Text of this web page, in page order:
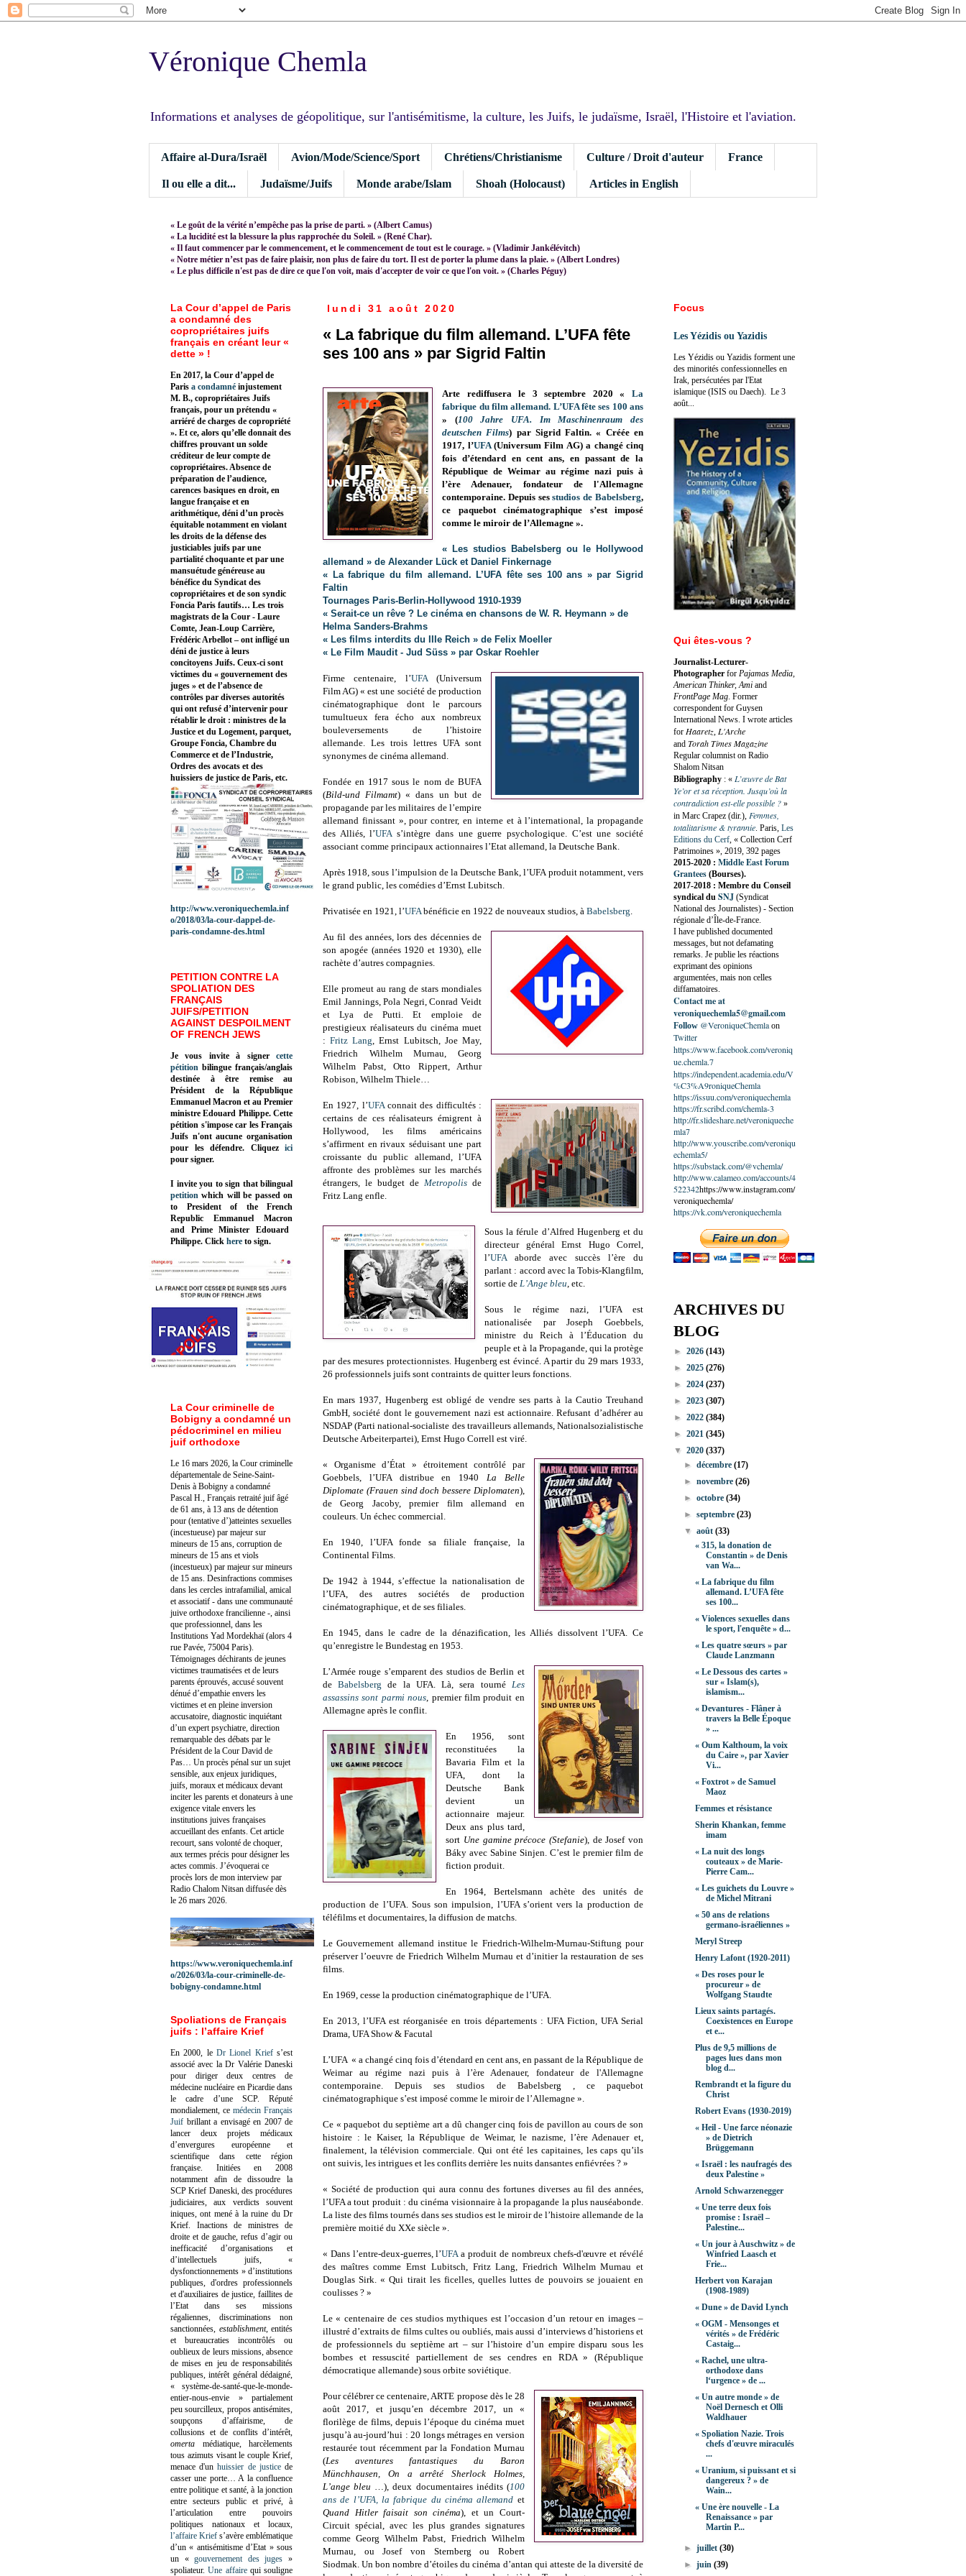
Véronique Chemla
Informations et analyses de géopolitique, sur l'antisémitisme, la culture, les Juifs, le judaïsme, Israël, l'Histoire et l'aviation.
Affaire al-Dura/Israël Avion/Mode/Science/Sport Chrétiens/Christianisme Culture / Droit d'auteur France
Il ou elle a dit... Judaïsme/Juifs Monde arabe/Islam Shoah (Holocaust) Articles in English
« Le goût de la vérité n’empêche pas la prise de parti. » (Albert Camus)
« La lucidité est la blessure la plus rapprochée du Soleil. » (René Char).
« Il faut commencer par le commencement, et le commencement de tout est le courage. » (Vladimir Jankélévitch)
« Notre métier n’est pas de faire plaisir, non plus de faire du tort. Il est de porter la plume dans la plaie. » (Albert Londres)
« Le plus difficile n'est pas de dire ce que l'on voit, mais d'accepter de voir ce que l'on voit. » (Charles Péguy)
lundi 31 août 2020
« La fabrique du film allemand. L’UFA fête
ses 100 ans » par Sigrid Faltin
Arte rediffusera le 3 septembre 2020 « La
fabrique du film allemand. L’UFA fête ses 100 ans
» (100 Jahre UFA. Im Maschinenraum des
deutschen Films) par Sigrid Faltin. « Créée en
1917, l’UFA(Universum Film AG) a changé cinq
fois d’étendard en cent ans, en passant de la
République de Weimar au régime nazi puis à
l’ère Adenauer, fondateur de l'Allemagne
contemporaine. Depuis sesstudios de Babelsberg,
ce paquebot cinématographique s’est imposé
comme le miroir de l’Allemagne ».
« Les studios Babelsberg ou le Hollywood
allemand » de Alexander Lück et Daniel Finkernage
« La fabrique du film allemand. L’UFA fête ses 100 ans » par Sigrid
Faltin
Tournages Paris-Berlin-Hollywood 1910-1939
« Serait-ce un rêve ? Le cinéma en chansons de W. R. Heymann » de
Helma Sanders-Brahms
« Les films interdits du IIIe Reich » de Felix Moeller
« Le Film Maudit - Jud Süss » par Oskar Roehler
Firme centenaire, l’UFA(Universum
Film AG) « est une société de production
cinématographique dont le parcours
tumultueux fera écho aux nombreux
bouleversements de l’histoire
allemande. Les trois lettres UFA sont
synonymes de cinéma allemand.
Fondée en 1917 sous le nom de BUFA
(Bild-und Filmamt) « dans un but de
propagande par les militaires de l’empire
allemand finissant », pour contrer, en interne et à l’international, la propagande
des Alliés, l’UFAs’intègre dans une guerre psychologique. C’est une société
associant comme principaux actionnaires l’Etat allemand, la Deutsche Bank.
Après 1918, sous l’impulsion de la Deutsche Bank, l’UFA produit notamment, vers
le grand public, les comédies d’Ernst Lubitsch.
Privatisée en 1921, l’UFAbénéficie en 1922 de nouveaux studios, à Babelsberg.
Au fil des années, lors des décennies de
son apogée (années 1920 et 1930), elle
rachète d’autres compagnies.
Elle promeut au rang de stars mondiales
Emil Jannings, Pola Negri, Conrad Veidt
et Lya de Putti. Et emploie de
prestigieux réalisateurs du cinéma muet
:Fritz Lang, Ernst Lubitsch, Joe May,
Friedrich Wilhelm Murnau, Georg
Wilhelm Pabst, Otto Rippert, Arthur
Robison, Wilhelm Thiele…
En 1927, l’UFAconnait des difficultés :
certains de ces réalisateurs émigrent à
Hollywood, les films américains
s’affirment en rivaux séduisant une part
croissante du public allemand, l’UFA
affronte des problèmes sur les marchés
étrangers, le budget de Metropolisde
Fritz Lang enfle.
Sous la férule d’Alfred Hugenberg et du
directeur général Ernst Hugo Correl,
l’UFAaborde avec succès l’ère du
parlant : accord avec la Tobis-Klangfilm,
sortie deL’Ange bleu, etc.
Sous le régime nazi, l’UFA est
nationalisée par Joseph Goebbels,
ministre du Reich à l’Éducation du
peuple et à la Propagande, qui la protège
par des mesures protectionnistes. Hugenberg est évincé. A partir du 29 mars 1933,
26 professionnels juifs sont contraints de quitter leurs fonctions.
En mars 1937, Hugenberg est obligé de vendre ses parts à la Cautio Treuhand
GmbH, société dont le gouvernement nazi est actionnaire. Refusant d’adhérer au
NSDAP (Parti national-socialiste des travailleurs allemands, Nationalsozialistische
Deutsche Arbeiterpartei), Ernst Hugo Correll est viré.
« Organisme d’État » étroitement contrôlé par
Goebbels, l’UFA distribue en 1940La Belle
Diplomate (Frauen sind doch bessere Diplomaten),
de Georg Jacoby, premier film allemand en
couleurs. Un échec commercial.
En 1940, l’UFA fonde sa filiale française, la
Continental Films.
De 1942 à 1944, s’effectue la nationalisation de
l’UFA, des autres sociétés de production
cinématographique, et de ses filiales.
En 1945, dans le cadre de la dénazification, les Alliés dissolvent l’UFA. Ce
qu’enregistre le Bundestag en 1953.
L’Armée rouge s’emparent des studios de Berlin et
deBabelsberg de la UFA. Là, sera tourné Les
assassins sont parmi nous, premier film produit en
Allemagne après le conflit.
En 1956, sont
reconstituées la
Bavaria Film et la
UFA, dont la
Deutsche Bank
devient un
actionnaire majeur.
Deux ans plus tard,
sort Une gamine précoce (Stefanie), de Josef von
Báky avec Sabine Sinjen. C’est le premier film de
fiction produit.
En 1964, Bertelsmann achète des unités de
production de l’UFA. Sous son impulsion, l’UFA s’orient vers la production de
téléfilms et documentaires, la diffusion de matchs.
Le Gouvernement allemand institue le Friedrich-Wilhelm-Murnau-Stiftung pour
préserver l’oeuvre de Friedrich Wilhelm Murnau et d’initier la restauration de ses
films.
En 1969, cesse la production cinématographique de l’UFA.
En 2013, l’UFA est réorganisée en trois départements : UFA Fiction, UFA Serial
Drama, UFA Show & Facutal
L’UFA « a changé cinq fois d’étendard en cent ans, en passant de la République de
Weimar au régime nazi puis à l’ère Adenauer, fondateur de l'Allemagne
contemporaine. Depuis ses studios de Babelsberg , ce paquebot
cinématographique s’est imposé comme le miroir de l’Allemagne ».
Ce « paquebot du septième art a dû changer cinq fois de pavillon au cours de son
histoire : le Kaiser, la République de Weimar, le nazisme, l’ère Adenauer et,
finalement, la télévision commerciale. Qui ont été les capitaines, les caps qu’ils
ont suivis, les intrigues et les conflits derrière les nuits dansantes enfiévrées ? »
« Société de production qui aura connu des fortunes diverses au fil des années,
l’UFA a tout produit : du cinéma visionnaire à la propagande la plus nauséabonde.
La liste des films tournés dans ses studios est le miroir de l’histoire allemande de la
première moitié du XXe siècle ».
« Dans l’entre-deux-guerres, l’UFAa produit de nombreux chefs-d'œuvre et révélé
des maîtres comme Ernst Lubitsch, Fritz Lang, Friedrich Wilhelm Murnau et
Douglas Sirk. « Qui tirait les ficelles, quelles luttes de pouvoirs se jouaient en
coulisses ? »
Le « centenaire de ces studios mythiques est l’occasion d’un retour en images –
illustré d’extraits de films cultes ou oubliés, mais aussi d’interviews d’historiens et
de professionnels du septième art – sur l’histoire d’un empire disparu sous les
bombes et ressuscité partiellement de ses cendres en RDA » (République
démocratique allemande) sous orbite soviétique.
Pour célébrer ce centenaire, ARTE propose dès le 28
août 2017, et jusqu’en décembre 2017, un «
florilège de films, depuis l’époque du cinéma muet
jusqu’à au-jourd’hui : 20 longs métrages en version
restaurée tout récemment par la Fondation Murnau
(Les aventures fantastiques du Baron
Münchhausen, On a arrêté Sherlock Holmes,
L’ange bleu …), deux documentaires inédits (100
ans de l’UFA, la fabrique du cinéma allemand et
Quand Hitler faisait son cinéma), et un Court-
Circuit spécial, avec les plus grandes signatures
comme Georg Wilhelm Pabst, Friedrich Wilhelm
Murnau, ou Josef von Sternberg ou Robert
Siodmak. Un bon nombre d’étoiles du cinéma d’antan qui atteste de la diversité de
La Cour d’appel de Paris
a condamné des
copropriétaires juifs
français en créant leur «
dette » !
En 2017, la Cour d’appel de
Paris a condamné injustement
M. B., copropriétaires Juifs
français, pour un prétendu «
arriéré de charges de copropriété
». Et ce, alors qu’elle donnait des
chiffres prouvant un solde
créditeur de leur compte de
copropriétaires. Absence de
préparation de l’audience,
carences basiques en droit, en
langue française et en
arithmétique, déni d’un procès
équitable notamment en violant
les droits de la défense des
justiciables juifs par une
partialité choquante et par une
mansuétude généreuse au
bénéfice du Syndicat des
copropriétaires et de son syndic
Foncia Paris fautifs… Les trois
magistrats de la Cour - Laure
Comte, Jean-Loup Carrière,
Frédéric Arbellot – ont infligé un
déni de justice à leurs
concitoyens Juifs. Ceux-ci sont
victimes du « gouvernement des
juges » et de l’absence de
contrôles par diverses autorités
qui ont refusé d’intervenir pour
rétablir le droit : ministres de la
Justice et du Logement, parquet,
Groupe Foncia, Chambre du
Commerce et de l’Industrie,
Ordres des avocats et des
huissiers de justice de Paris, etc.
http://www.veroniquechemla.inf
o/2018/03/la-cour-dappel-de-
paris-condamne-des.html
PETITION CONTRE LA
SPOLIATION DES
FRANÇAIS
JUIFS/PETITION
AGAINST DESPOILMENT
OF FRENCH JEWS
Je vous invite à signer cette
pétition bilingue français/anglais
destinée à être remise au
Président de la République
Emmanuel Macron et au Premier
ministre Edouard Philippe. Cette
pétition s'impose car les Français
Juifs n'ont aucune organisation
pour les défendre. Cliquez
ici
pour signer.
I invite you to sign that bilingual
petition which will be passed on
to President of the French
Republic Emmanuel Macron
and Prime Minister Edouard
Philippe. Click here to sign.
La Cour criminelle de
Bobigny a condamné un
pédocriminel en milieu
juif orthodoxe
Le 16 mars 2026, la Cour criminelle
départementale de Seine-Saint-
Denis à Bobigny a condamné
Pascal H., Français retraité juif âgé
de 61 ans, à 13 ans de détention
pour (tentative d’)atteintes sexuelles
(incestueuse) par majeur sur
mineurs de 15 ans, corruption de
mineurs de 15 ans et viols
(incestueux) par majeur sur mineurs
de 15 ans. Desinfractions commises
dans les cercles intrafamilial, amical
et associatif - dans une communauté
juive orthodoxe francilienne -, ainsi
que professionnel, dans les
Institutions Yad Mordekhaï (alors 4
rue Pavée, 75004 Paris).
Témoignages déchirants de jeunes
victimes traumatisées et de leurs
parents éprouvés, accusé souvent
dénué d’empathie envers les
victimes et en pleine inversion
accusatoire, diagnostic inquiétant
d’un expert psychiatre, direction
remarquable des débats par le
Président de la Cour David de
Pas… Un procès pénal sur un sujet
sensible, aux enjeux juridiques,
juifs, moraux et médicaux devant
inciter les parents et donateurs à une
exigence vitale envers les
institutions juives françaises
accueillant des enfants. Cet article
recourt, sans volonté de choquer,
aux termes précis pour désigner les
actes commis. J’évoquerai ce
procès lors de mon interview par
Radio Chalom Nitsan diffusée dès
le 26 mars 2026.
https://www.veroniquechemla.inf
o/2026/03/la-cour-criminelle-de-
bobigny-condamne.html
Spoliations de Français
juifs : l’affaire Krief
En 2000, le Dr Lionel Kriefs’est
associé avec la Dr Valérie Daneski
pour diriger deux centres de
médecine nucléaire en Picardie dans
le cadre d’une SCP. Réputé
mondialement, ce médecin Français
Juif brillant a envisagé en 2007 de
lancer deux projets médicaux
d’envergures européenne et
scientifique dans cette région
française. Initiées en 2008
notamment afin de dissoudre la
SCP Krief Daneski, des procédures
judiciaires, aux verdicts souvent
iniques, ont mené à la ruine du Dr
Krief. Inactions de ministres de
droite et de gauche, refus d’agir ou
inefficacité d’organisations et
d’intellectuels juifs, «
dysfonctionnements » d’institutions
publiques, d'ordres professionnels
et d'auxiliaires de justice, faillites de
l’Etat dans ses missions
régaliennes, discriminations non
sanctionnées, establishment, entités
et bureaucraties incontrôlés ou
oublieux de leurs missions, absence
de mises en jeu de responsabilités
publiques, intérêt général dédaigné,
« système-de-santé-que-le-monde-
entier-nous-envie » partialement
peu sourcilleux, propos antisémites,
soupçons d’affairisme, de
collusions et de conflits d’intérêt,
omerta médiatique, harcèlements
tous azimuts visant le couple Krief,
menace d'unhuissier de justicede
casser une porte… A la confluence
entre politique et santé, à la jonction
entre secteurs public et privé, à
l’articulation entre pouvoirs
politiques nationaux et locaux,
l’affaire Krief s’avère emblématique
d’un « antisémitisme d’Etat » sous
un «gouvernement des juges »
spoliateur.Une affairequi souligne
Focus
Les Yézidis ou Yazidis
Les Yézidis ou Yazidis forment une
des minorités confessionnelles en
Irak, persécutées par l'Etat
islamique (ISIS ou Daech). Le 3
août...
Qui êtes-vous ?
Journalist-Lecturer-
Photographer for Pajamas Media,
American Thinker, Ami and
FrontPage Mag. Former
correspondent for Guysen
International News. I wrote articles
for Haaretz, L'Arche
and Torah Times Magazine
Regular columnist on Radio
Shalom Nitsan
Bibliography : « L’œuvre de Bat
Ye’or et sa réception. Jusqu’où la
contradiction est-elle possible ? »
in Marc Crapez (dir.), Femmes,
totalitarisme & tyrannie. Paris, Les
Editions du Cerf, « Collection Cerf
Patrimoines », 2019, 392 pages
2015-2020 : Middle East Forum
Grantees (Bourses).
2017-2018 : Membre du Conseil
syndical du SNJ (Syndicat
National des Journalistes) - Section
régionale d’Île-de-France.
I have published documented
messages, but not defamating
remarks. Je publie les réactions
exprimant des opinions
argumentées, mais non celles
diffamatoires.
Contact me at
veroniquechemla5@gmail.com
Follow @VeroniqueChemlaon
Twitter
https://www.facebook.com/veroniq
ue.chemla.7
https://independent.academia.edu/V
%C3%A9roniqueChemla
https://issuu.com/veroniquechemla
https://fr.scribd.com/chemla-3
http://fr.slideshare.net/veroniqueche
mla7
http://www.youscribe.com/veroniqu
echemla5/
https://substack.com/@vchemla/
http://www.calameo.com/accounts/4
522342https://www.instagram.com/
veroniquechemla/
https://vk.com/veroniquechemla
ARCHIVES DU
BLOG
► 2026 (143)
► 2025 (276)
► 2024 (237)
► 2023 (307)
► 2022 (384)
► 2021 (345)
▼ 2020 (337)
►décembre(17)
►novembre(26)
►octobre(34)
►septembre(23)
▼août(33)
« 315, la donation de
Constantin » de Denis
van Wa...
« La fabrique du film
allemand. L’UFA fête
ses 100...
« Violences sexuelles dans
le sport, l'enquête » d...
« Les quatre sœurs » par
Claude Lanzmann
« Le Dessous des cartes »
sur « Islam(s),
islamism...
« Devantures - Flâner à
travers la Belle Époque
» ...
« Oum Kalthoum, la voix
du Caire », par Xavier
Vi...
« Foxtrot » de Samuel
Maoz
Femmes et résistance
Sherin Khankan, femme
imam
« La nuit des longs
couteaux » de Marie-
Pierre Cam...
« Les guichets du Louvre »
de Michel Mitrani
« 50 ans de relations
germano-israéliennes »
Meryl Streep
Henry Lafont (1920-2011)
« Des roses pour le
procureur » de
Wolfgang Staudte
Lieux saints partagés.
Coexistences en Europe
et e...
Plus de 9,5 millions de
pages lues dans mon
blog d...
Rembrandt et la figure du
Christ
Robert Evans (1930-2019)
« Heil - Une farce néonazie
» de Dietrich
Brüggemann
« Israël : les naufragés des
deux Palestine »
Arnold Schwarzenegger
« Une terre deux fois
promise : Israël –
Palestine...
« Un jour à Auschwitz » de
Winfried Laasch et
Frie...
Herbert von Karajan
(1908-1989)
« Dune » de David Lynch
« OGM - Mensonges et
vérités » de Frédéric
Castaig...
« Rachel, une ultra-
orthodoxe dans
l‘urgence » de ...
« Un autre monde » de
Noël Dernesch et Olli
Waldhauer
« Spoliation Nazie. Trois
chefs d'œuvre miraculés
...
« Uranium, si puissant et si
dangereux ? » de
Wain...
« Une ère nouvelle - La
Renaissance » par
Martin P...
►juillet(30)
►juin(39)